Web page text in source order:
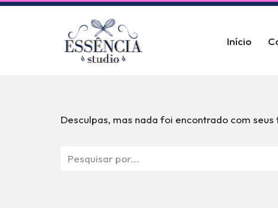
Início
Desculpas, mas nada foi encontrado com